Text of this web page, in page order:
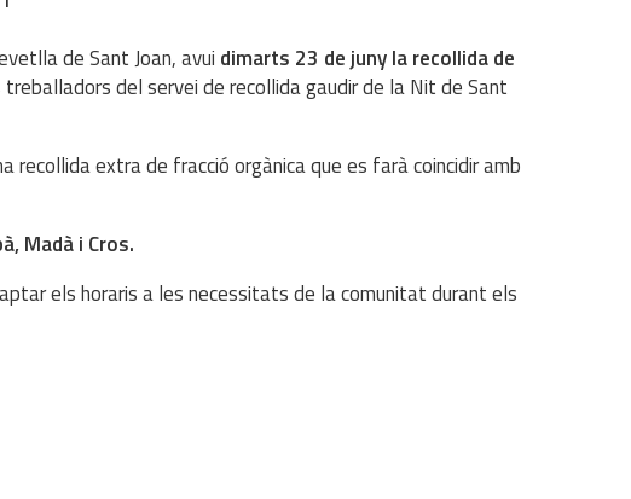
de Sant Joan, avui dimarts 23 de juny la recollida de
del servei de recollida gaudir de la Nit de Sant
recollida extra de fracció orgànica que es farà coincidir amb
Madà i Cros.
els horaris a les necessitats de la comunitat durant els